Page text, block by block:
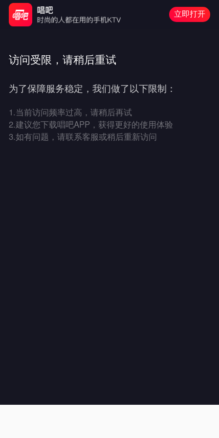
立即打开
访问受限，请稍后重试
为了保障服务稳定，我们做了以下限制：
1.当前访问频率过高，请稍后再试
2.建议您下载唱吧APP，获得更好的使用体验
3.如有问题，请联系客服或稍后重新访问